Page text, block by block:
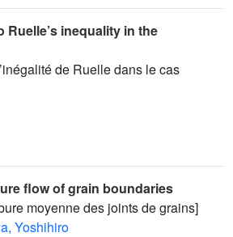
Ruelle’s inequality in the
de Ruelle dans le cas
flow of grain boundaries
moyenne des joints de grains]
Yoshihiro